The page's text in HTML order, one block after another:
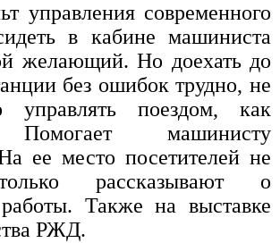
управления современного
в кабине машиниста
желающий. Но доехать до
без ошибок трудно, не
управлять поездом, как
Помогает машинисту
ее место посетителей не
рассказывают о
Также на выставке
РЖД.